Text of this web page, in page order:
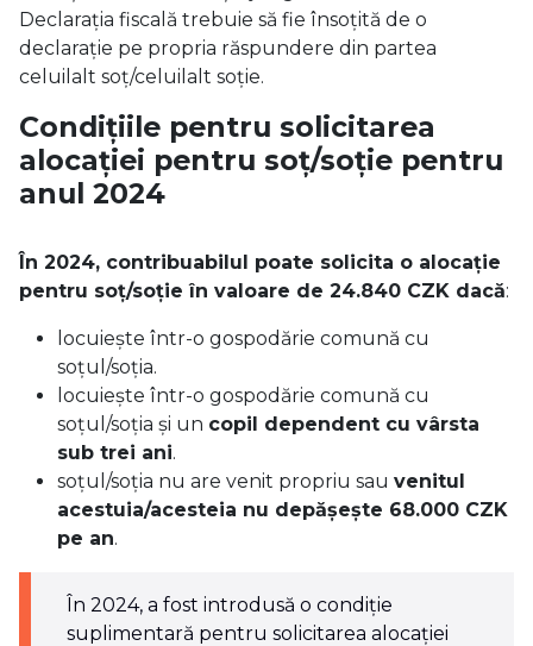
Declarația fiscală trebuie să fie însoțită de o
declarație pe propria răspundere din partea
celuilalt soț/celuilalt soție.
Condițiile pentru solicitarea
alocației pentru soț/soție pentru
anul 2024
În 2024, contribuabilul poate solicita o alocație
pentru soț/soție în valoare de 24.840 CZK dacă:
locuiește într-o gospodărie comună cu
soțul/soția.
locuiește într-o gospodărie comună cu
soțul/soția și un copil dependent cu vârsta
sub trei ani.
soțul/soția nu are venit propriu sau venitul
acestuia/acesteia nu depășește 68.000 CZK
pe an.
În 2024, a fost introdusă o condiție
suplimentară pentru solicitarea alocației